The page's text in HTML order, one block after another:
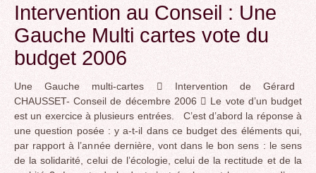
Intervention au Conseil : Une
Gauche Multi cartes vote du
budget 2006
Une Gauche multi-cartes  Intervention de Gérard
CHAUSSET- Conseil de décembre 2006  Le vote d’un budget
est un exercice à plusieurs entrées. C’est d’abord la réponse à
une question posée : y a-t-il dans ce budget des éléments qui,
par rapport à l’année dernière, vont dans le bon sens : le sens
de la solidarité, celui de l’écologie, celui de la rectitude et de la